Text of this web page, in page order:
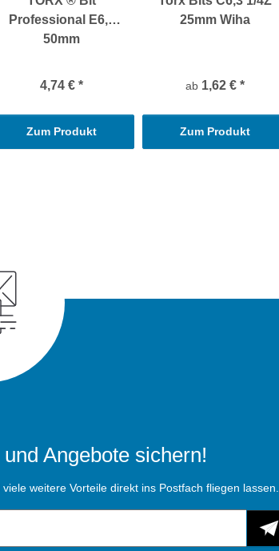
Professional E6,3
50mm
4,74 € *
Zum Produkt
25mm Wiha
ab 1,62 € *
Zum Produkt
Angebote sichern!
weitere Vorteile direkt ins Postfach fliegen lassen.